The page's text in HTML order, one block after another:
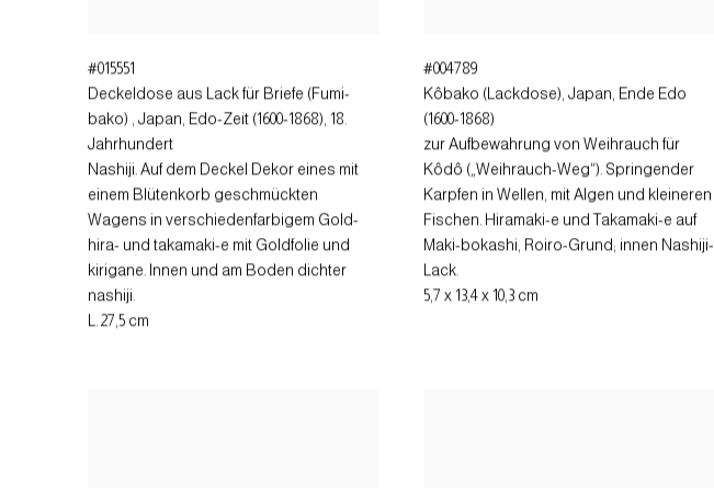
#015551
Deckeldose aus Lack für Briefe (Fumi-
bako) , Japan, Edo-Zeit (1600-1868), 18.
Jahrhundert
Nashiji. Auf dem Deckel Dekor eines mit
einem Blütenkorb geschmückten
Wagens in verschiedenfarbigem Gold-
hira- und takamaki-e mit Goldfolie und
kirigane. Innen und am Boden dichter
nashiji.
L. 27,5 cm
#004789
Kôbako (Lackdose), Japan, Ende Edo
(1600-1868)
zur Aufbewahrung von Weihrauch für
Kôdô („Weihrauch-Weg“). Springender
Karpfen in Wellen, mit Algen und kleineren
Fischen. Hiramaki-e und Takamaki-e auf
Maki-bokashi, Roiro-Grund; innen Nashiji-
Lack.
5,7 x 13,4 x 10,3 cm